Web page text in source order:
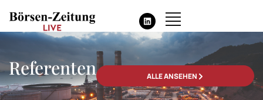
Referenten ALLE ANSEHEN